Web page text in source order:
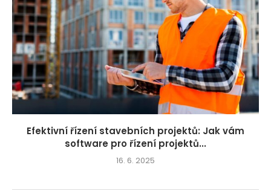
Efektivní řízení stavebních projektů: Jak vám
software pro řízení projektů...
16. 6. 2025